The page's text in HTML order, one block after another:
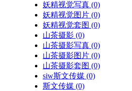
妖精视觉写真 (0)
妖精视觉图片 (0)
妖精视觉套图 (0)
山茶摄影 (0)
山茶摄影写真 (0)
山茶摄影图片 (0)
山茶摄影套图 (0)
siw斯文传媒 (0)
斯文传媒 (0)